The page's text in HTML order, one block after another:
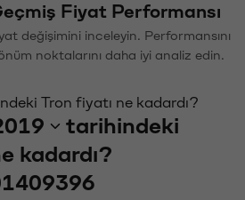
Fiyat Performansı
değişimini inceleyin. Performansını
noktalarını daha iyi analiz edin.
Tron fiyatı ne kadardı?
tarihindeki
kadardı?